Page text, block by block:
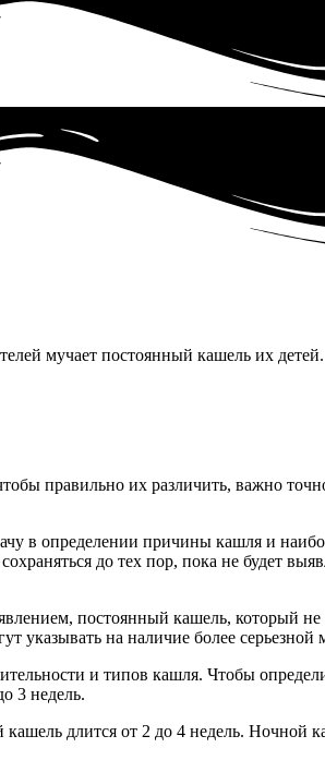
мучает постоянный кашель их детей.
правильно их различить, важно
в определении причины кашля и
до тех пор, пока не будет
постоянный кашель, который
указывать на наличие более
и типов кашля. Чтобы
3 недель.
длится от 2 до 4 недель. Ночной